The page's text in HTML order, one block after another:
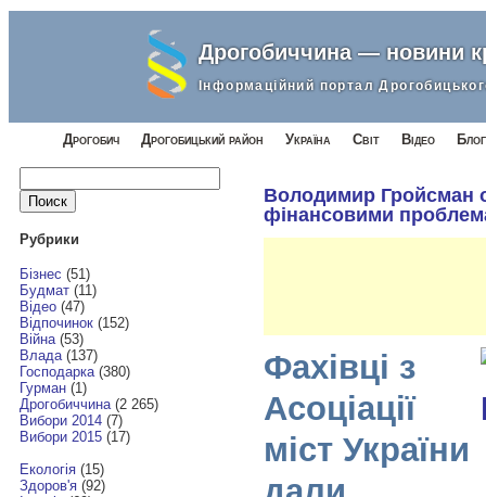
Дрогобиччина — новини
Інформаційний портал
Дрогобич Дрогобицький район Україна Світ Відео
Найти:
Рубрики
Бізнес (51)
Будмат(11)
Відео(47)
Відпочинок(152)
Війна(53)
Влада(137)
Господарка(380)
Гурман(1)
Дрогобиччина(2 265)
Вибори 2014(7)
Вибори 2015(17)
Екологія(15)
Здоров'я(92)
Володимир Гройсман
фінансовими
Фахівці з
Асоціації
міст України